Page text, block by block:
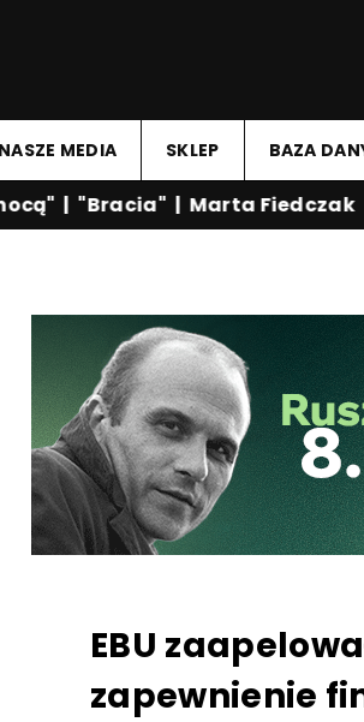
NASZE MEDIA SKLEP BAZA
|"Bracia"|Marta Fiedczak|
EBU
zapewnienie